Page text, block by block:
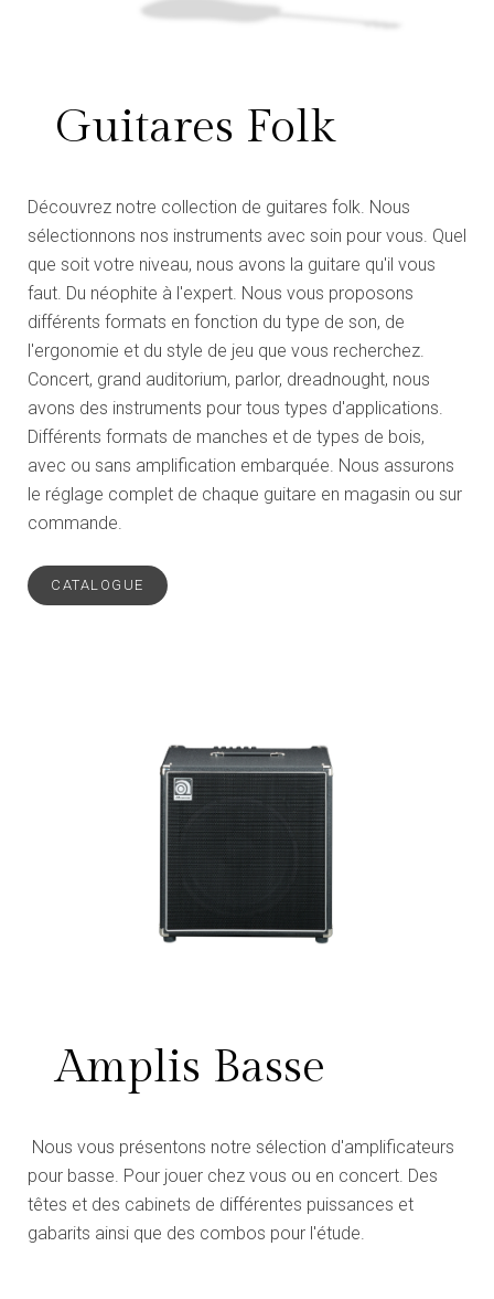
Guitares Folk
Découvrez notre collection de guitares folk. Nous
sélectionnons nos instruments avec soin pour vous. Quel
que soit votre niveau, nous avons la guitare qu'il vous
faut. Du néophite à l'expert. Nous vous proposons
différents formats en fonction du type de son, de
l'ergonomie et du style de jeu que vous recherchez.
Concert, grand auditorium, parlor, dreadnought, nous
avons des instruments pour tous types d'applications.
Différents formats de manches et de types de bois,
avec ou sans amplification embarquée. Nous assurons
le réglage complet de chaque guitare en magasin ou sur
commande.
CATALOGUE
Amplis Basse
Nous vous présentons notre sélection d'amplificateurs
pour basse. Pour jouer chez vous ou en concert. Des
têtes et des cabinets de différentes puissances et
gabarits ainsi que des combos pour l'étude.